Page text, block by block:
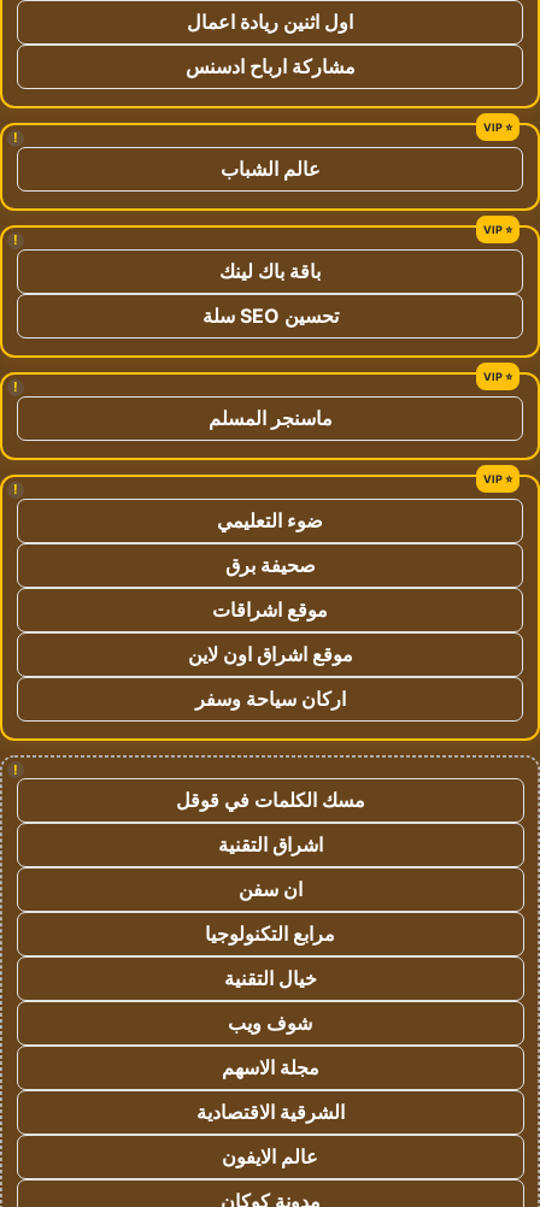
اول اثنين ريادة اعمال
مشاركة ارباح ادسنس
!
عالم الشباب
!
باقة باك لينك
تحسين SEO سلة
!
ماسنجر المسلم
!
ضوء التعليمي
صحيفة برق
موقع اشراقات
موقع اشراق اون لاين
اركان سياحة وسفر
!
مسك الكلمات في قوقل
اشراق التقنية
ان سفن
مرابع التكنولوجيا
خيال التقنية
شوف ويب
مجلة الاسهم
الشرقية الاقتصادية
عالم الايفون
مدونة كوكان